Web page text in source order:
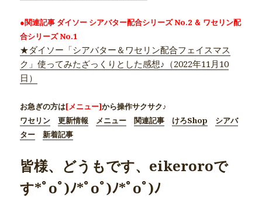
●関連記事 ダイソー シアバター配合シリーズ No.2 ＆ ワセリン配
合シリーズ No.1
★ダイソー「シアバター＆ワセリン配合フェイスマス
ク」使ってみたざっくりとした感想♪（2022年11月10
日）
お急ぎの方は[メニュー]から操作サクサク♪
ワセリン
更新情報 メニュー 関連記事 けろShop
シアバ
ター
新着記事
皆様、どうもです、eikeroroで
す*ﾟoﾟ)ﾉ*ﾟoﾟ)ﾉ*ﾟoﾟ)ﾉ